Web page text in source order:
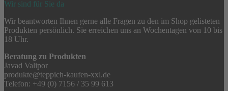
Wir sind für Sie da
Wir beantworten Ihnen gerne alle Fragen zu den im Shop gelisteten
Produkten persönlich. Sie erreichen uns an Wochentagen von 10 bis
18 Uhr.
Beratung zu Produkten
Javad Valipor
produkte@teppich-kaufen-xxl.de
Telefon: +49 (0) 7156 / 35 99 613